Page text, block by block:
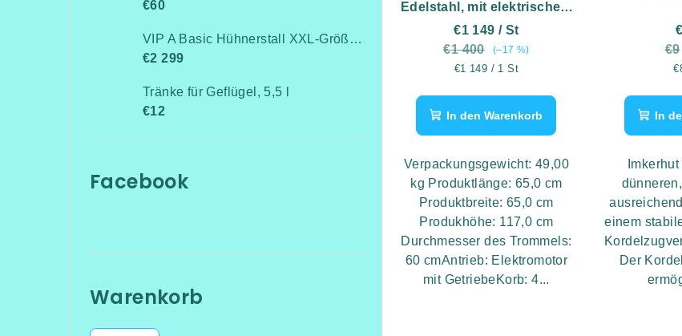
€60
VIP A Basic Hühnerstall XXL-Größe für 15-20 Hühner - Komplett montiert -Kostenlose Lieferung- Ohne Wärmedämmung,Heizung/Kühlung und Beleuchtung
€2 299
Tränke für Geflügel, 5,5 l
€12
Facebook
Warenkorb
Edelstahl, mit elektrischem
Antrieb, 4-Rahmen,
Durchmesser 60 cm,
Edelstahlventil, mit Timer
€1 149/ St
€1 400
(–17 %)
Verkaufspreis:
€1 149 / 1 St
In den Warenkorb
Verpackungsgewicht: 49,00
kg Produktlänge: 65,0 cm
Produktbreite: 65,0 cm
Produkhöhe: 117,0 cm
Durchmesser des Trommels:
60 cmAntrieb: Elektromotor
mit GetriebeKorb: 4...
€9
In
einem
Der